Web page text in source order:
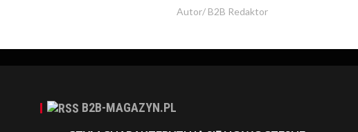
Autor/ B2B Redaktor
B2B-MAGAZYN.PL